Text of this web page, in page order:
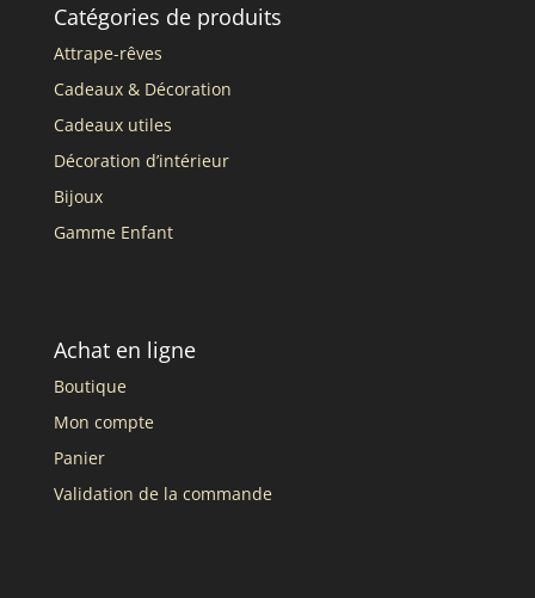
Catégories de produits
Attrape-rêves
Cadeaux & Décoration
Cadeaux utiles
Décoration d’intérieur
Bijoux
Gamme Enfant
Achat en ligne
Boutique
Mon compte
Panier
Validation de la commande